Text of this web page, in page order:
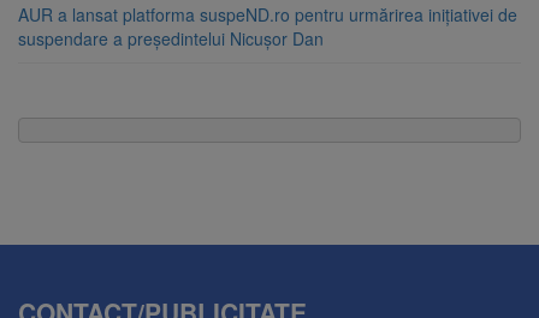
AUR a lansat platforma suspeND.ro pentru urmărirea inițiativei de
suspendare a președintelui Nicușor Dan